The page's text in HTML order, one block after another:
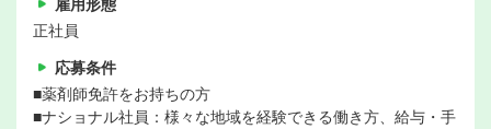
雇用形態
正社員
応募条件
■薬剤師免許をお持ちの方
■ナショナル社員：様々な地域を経験できる働き方、給与・手